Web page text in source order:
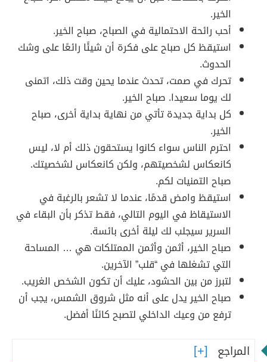
الخير.
أحب رائحة الاحتمالية في الصباح، صباح الخير.
استيقظ كل صباح على فكرة أن شيئًا رائعًا على وشك
الحدوث.
تحرك في صمت، تحدث عندما يحين وقت ذلك، اتمنى
لك يوما سعيدا. صباح الخير.
كل بداية جديدة تأتي من نهاية بداية أخرى، صباح
الخير.
احترم الناس سواء كانوا يستحقون ذلك أم لا، ليس
كانعكاس لشخصيتهم، ولكن كانعكاس لشخصيتك.
صباح التمنيات لكم.
استيقظ وامض قدمًا، عندما لا تشعر بالرغبة في
الاستيقاظ في اليوم التالي، فقط تذكر بأن البقاء في
السرير سيجلب لك ليلة أخرى بائسة.
صباح الخير، أثمن وأثمن الممتلكات هي … المساحة
التي تشغلها في “قلب” الآخرين.
لتبرز من بين الحشود، عليك أن تكون الشخص الغريب.
صباح الخير يدل على أنه مثل شروق الشمس، يجب أن
ترفع من وعيك الداخلي لتصبح كائنًا أفضل.
المراجع